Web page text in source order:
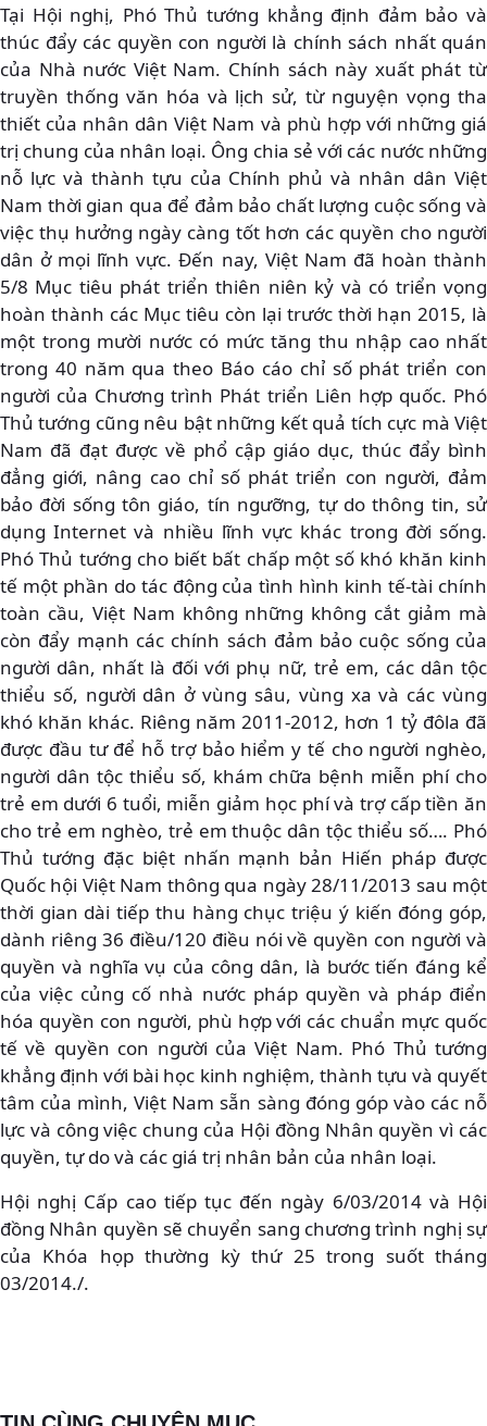
Tại Hội nghị, Phó Thủ tướng khẳng định đảm bảo và
thúc đẩy các quyền con người là chính sách nhất quán
của Nhà nước Việt Nam. Chính sách này xuất phát từ
truyền thống văn hóa và lịch sử, từ nguyện vọng tha
thiết của nhân dân Việt Nam và phù hợp với những giá
trị chung của nhân loại. Ông chia sẻ với các nước những
nỗ lực và thành tựu của Chính phủ và nhân dân Việt
Nam thời gian qua để đảm bảo chất lượng cuộc sống và
việc thụ hưởng ngày càng tốt hơn các quyền cho người
dân ở mọi lĩnh vực. Đến nay, Việt Nam đã hoàn thành
5/8 Mục tiêu phát triển thiên niên kỷ và có triển vọng
hoàn thành các Mục tiêu còn lại trước thời hạn 2015, là
một trong mười nước có mức tăng thu nhập cao nhất
trong 40 năm qua theo Báo cáo chỉ số phát triển con
người của Chương trình Phát triển Liên hợp quốc. Phó
Thủ tướng cũng nêu bật những kết quả tích cực mà Việt
Nam đã đạt được về phổ cập giáo dục, thúc đẩy bình
đẳng giới, nâng cao chỉ số phát triển con người, đảm
bảo đời sống tôn giáo, tín ngưỡng, tự do thông tin, sử
dụng Internet và nhiều lĩnh vực khác trong đời sống.
Phó Thủ tướng cho biết bất chấp một số khó khăn kinh
tế một phần do tác động của tình hình kinh tế-tài chính
toàn cầu, Việt Nam không những không cắt giảm mà
còn đẩy mạnh các chính sách đảm bảo cuộc sống của
người dân, nhất là đối với phụ nữ, trẻ em, các dân tộc
thiểu số, người dân ở vùng sâu, vùng xa và các vùng
khó khăn khác. Riêng năm 2011-2012, hơn 1 tỷ đôla đã
được đầu tư để hỗ trợ bảo hiểm y tế cho người nghèo,
người dân tộc thiểu số, khám chữa bệnh miễn phí cho
trẻ em dưới 6 tuổi, miễn giảm học phí và trợ cấp tiền ăn
cho trẻ em nghèo, trẻ em thuộc dân tộc thiểu số…. Phó
Thủ tướng đặc biệt nhấn mạnh bản Hiến pháp được
Quốc hội Việt Nam thông qua ngày 28/11/2013 sau một
thời gian dài tiếp thu hàng chục triệu ý kiến đóng góp,
dành riêng 36 điều/120 điều nói về quyền con người và
quyền và nghĩa vụ của công dân, là bước tiến đáng kể
của việc củng cố nhà nước pháp quyền và pháp điển
hóa quyền con người, phù hợp với các chuẩn mực quốc
tế về quyền con người của Việt Nam. Phó Thủ tướng
khẳng định với bài học kinh nghiệm, thành tựu và quyết
tâm của mình, Việt Nam sẵn sàng đóng góp vào các nỗ
lực và công việc chung của Hội đồng Nhân quyền vì các
quyền, tự do và các giá trị nhân bản của nhân loại.
Hội nghị Cấp cao tiếp tục đến ngày 6/03/2014 và Hội
đồng Nhân quyền sẽ chuyển sang chương trình nghị sự
của Khóa họp thường kỳ thứ 25 trong suốt tháng
03/2014./.